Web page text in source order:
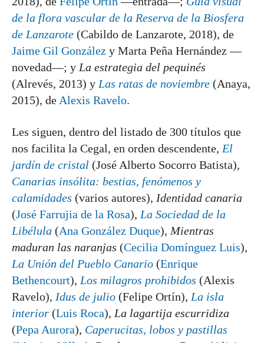
de la flora vascular de la Reserva de la Biosfera
de Lanzarote (Cabildo de Lanzarote, 2018), de
Jaime Gil González y Marta Peña Hernández —
novedad—; y La estrategia del pequinés
(Alrevés, 2013) y Las ratas de noviembre (Anaya,
2015), de Alexis Ravelo.
Les siguen, dentro del listado de 300 títulos que
nos facilita la Cegal, en orden descendente, El
jardín de cristal (José Alberto Socorro Batista),
Canarias insólita: bestias, fenómenos y
calamidades (varios autores), Identidad canaria
(José Farrujia de la Rosa), La Sociedad de la
Libélula (Ana González Duque), Mientras
maduran las naranjas (Cecilia Domínguez Luis),
La Unión del Pueblo Canario (Enrique
Bethencourt), Los milagros prohibidos (Alexis
Ravelo), Idus de julio (Felipe Ortín), La isla
interior (Luis Roca), La lagartija escurridiza
(Pepa Aurora), Caperucitas, lobos y pastillas